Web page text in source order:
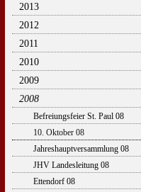
2013
2012
2011
2010
2009
2008
Befreiungsfeier St. Paul 08
10. Oktober 08
Jahreshauptversammlung 08
JHV Landesleitung 08
Ettendorf 08